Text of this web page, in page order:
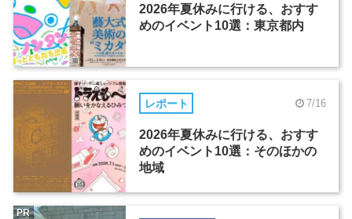
2026年夏休みに行ける、おすす
めのイベント10選：東京都内
レポート 7/16
2026年夏休みに行ける、おすす
めのイベント10選：そのほかの
地域
PR